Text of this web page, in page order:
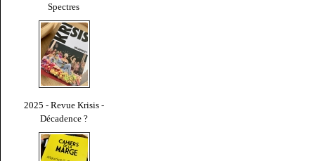
Spectres
2025 - Revue Krisis -
Décadence ?